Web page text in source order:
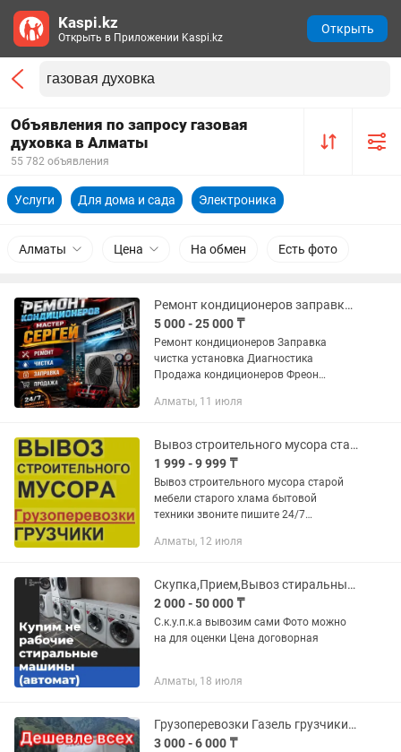
Объявления по запросу газовая
духовка в Алматы
55 782 объявления
Услуги Для дома и сада Электроника
Алматы Цена На обмен Есть фото
Ремонт кондиционеров заправка чистка установка диагностика обслуживание
5 000 - 25 000 ₸
Ремонт кондиционеров Заправка
чистка установка Диагностика
Продажа кондиционеров Фреон
выезд 24/7 Огромный опыт Качество
Алматы, 11 июля
Вывоз строительного мусора старой мебели ненужного хлама звоните
1 999 - 9 999 ₸
Вывоз строительного мусора старой
мебели старого хлама бытовой
техники звоните пишите 24/7
Алматы, 12 июля
Скупка,Прием,Вывоз стиральных машин город и области
2 000 - 50 000 ₸
С.к.у.п.к.а вывозим сами Фото можно
на для оценки Цена договорная
Алматы, 18 июля
Грузоперевозки Газель грузчики, Вывоз мусора Алматы
3 000 - 6 000 ₸
Kaspi.kz
Открыть в Приложении Kaspi.kz
Открыть